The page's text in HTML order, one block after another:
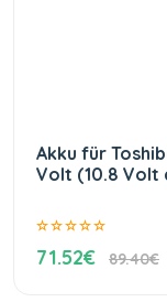
Akku für
Volt (10.8 Volt
71.52€ 89.40€